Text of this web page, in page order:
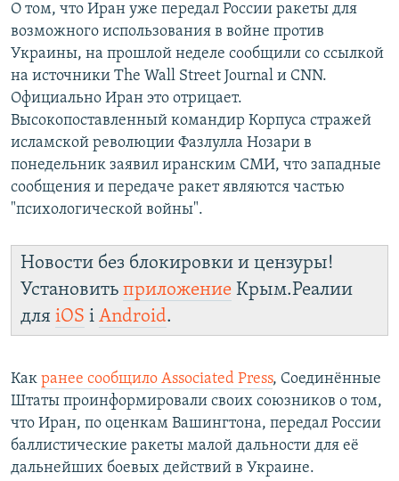
О том, что Иран уже передал России ракеты для
возможного использования в войне против
Украины, на прошлой неделе сообщили со ссылкой
на источники The Wall Street Journal и CNN.
Официально Иран это отрицает.
Высокопоставленный командир Корпуса стражей
исламской революции Фазлулла Нозари в
понедельник заявил иранским СМИ, что западные
сообщения и передаче ракет являются частью
"психологической войны".
Новости без блокировки и цензуры!
Установить приложение Крым.Реалии
для iOS і Android.
Как ранее сообщило Associated Press, Соединённые
Штаты проинформировали своих союзников о том,
что Иран, по оценкам Вашингтона, передал России
баллистические ракеты малой дальности для её
дальнейших боевых действий в Украине.